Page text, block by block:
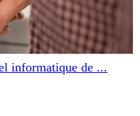
informatique de ...